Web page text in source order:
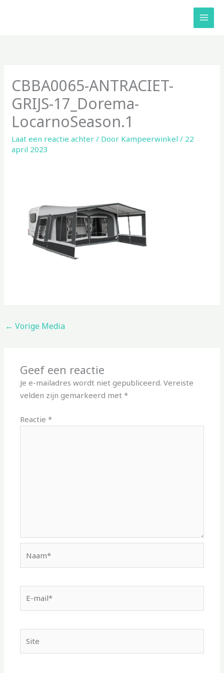
CBBA0065-ANTRACIET-
GRIJS-17_Dorema-
LocarnoSeason.1
Laat een reactie achter / Door Kampeerwinkel/ 22
april 2023
← Vorige Media
Geef een reactie
Je e-mailadres wordt niet gepubliceerd. Vereiste
velden zijn gemarkeerd met*
Reactie*
mail*